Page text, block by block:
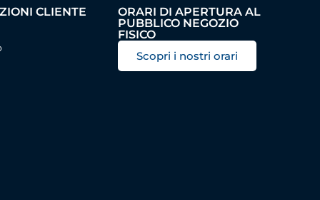
CLIENTE
ORARI DI APERTURA AL
PUBBLICO NEGOZIO
FISICO
Scopri i nostri orari